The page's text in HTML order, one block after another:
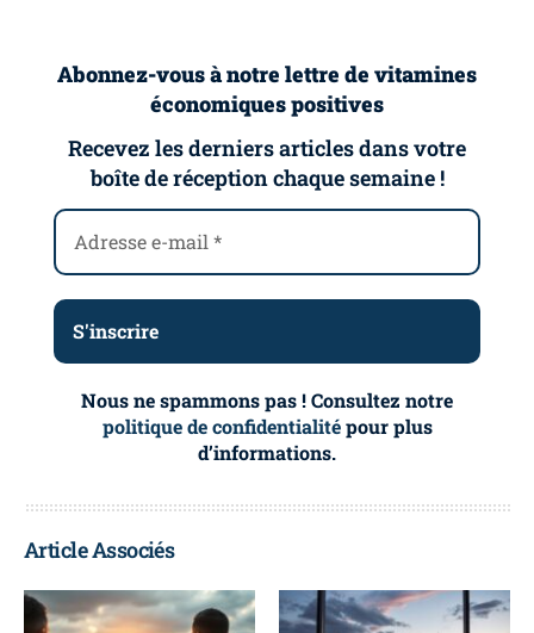
Abonnez-vous à notre lettre de vitamines
économiques positives
Recevez les derniers articles dans votre
boîte de réception chaque semaine !
Nous ne spammons pas ! Consultez notre
politique de confidentialitépour plus
d’informations.
Article Associés